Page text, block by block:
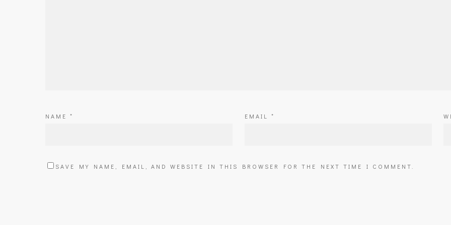
NAME * EMAIL *
SAVE MY NAME, EMAIL, AND WEBSITE IN THIS BROWSER FOR THE NEXT TIME I COMMENT.